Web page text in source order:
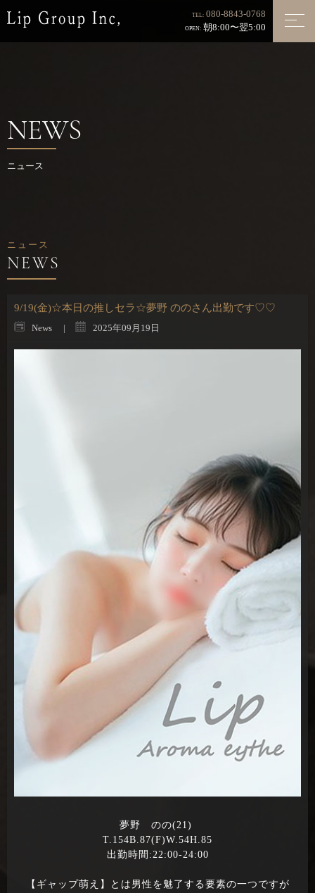
TEL: 080-8843-0768
OPEN: 朝8:00〜翌5:00
NEWS
ニュース
ニュース
9/19(金)☆本日の推しセラ☆夢野 ののさん出勤です♡♡
News 2025年09月19日
夢野 のの(21)
T.154B.87(F)W.54H.85
出勤時間:22:00-24:00
【ギャップ萌え】とは男性を魅了する要素の一つですが